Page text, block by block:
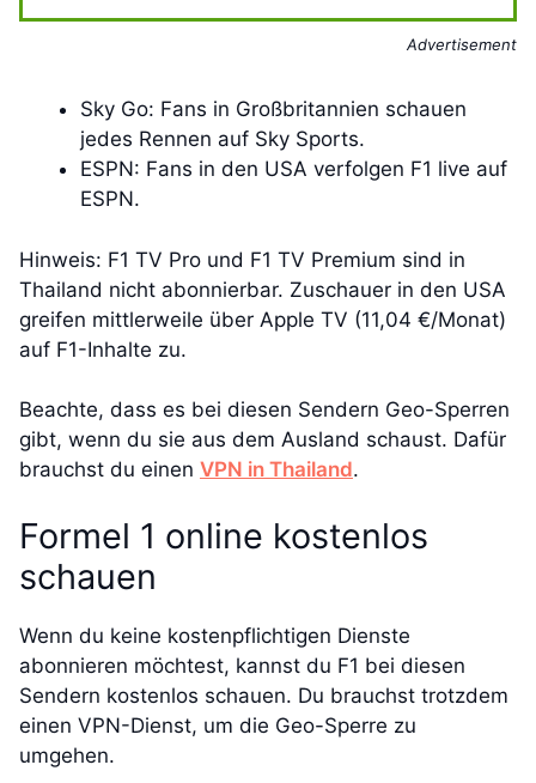
Advertisement
Sky Go: Fans in Großbritannien schauen
jedes Rennen auf Sky Sports.
ESPN: Fans in den USA verfolgen F1 live auf
ESPN.
Hinweis: F1 TV Pro und F1 TV Premium sind in
Thailand nicht abonnierbar. Zuschauer in den USA
greifen mittlerweile über Apple TV (11,04 €/Monat)
auf F1-Inhalte zu.
Beachte, dass es bei diesen Sendern Geo-Sperren
gibt, wenn du sie aus dem Ausland schaust. Dafür
brauchst du einen VPN in Thailand.
Formel 1 online kostenlos
schauen
Wenn du keine kostenpflichtigen Dienste
abonnieren möchtest, kannst du F1 bei diesen
Sendern kostenlos schauen. Du brauchst trotzdem
einen VPN-Dienst, um die Geo-Sperre zu
umgehen.